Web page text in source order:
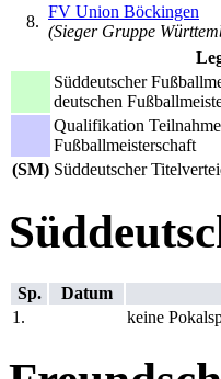
8.
FV Union Böckingen
(Sieger Gruppe
Süddeutscher
deutschen
Qualifikation
Fußballmeisterschaft
(SM) Süddeutscher
Sp. Datum
1.
keine